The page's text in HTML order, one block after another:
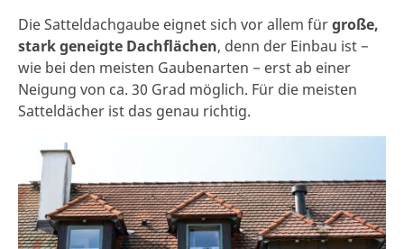
Die Satteldachgaube eignet sich vor allem fürgroße,
stark geneigte Dachflächen, denn der Einbau ist −
wie bei den meisten Gaubenarten − erst ab einer
Neigung von ca. 30 Grad möglich. Für die meisten
Satteldächer ist das genau richtig.